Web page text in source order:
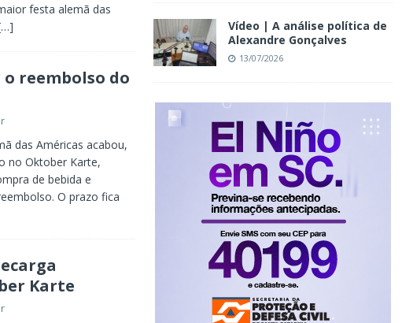
festa alemã das
reembolso do
das Américas acabou,
no Oktober Karte,
de bebida e
O prazo fica
Karte
Vídeo | A análise política de
Alexandre Gonçalves
13/07/2026